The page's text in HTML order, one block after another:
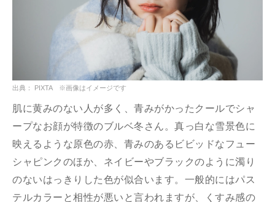
出典： PIXTA ※画像はイメージです
肌に黄みのない人が多く、青みがかったクールでシャ
ープなお顔が特徴のブルベ冬さん。真っ白な雪景色に
映えるような原色の赤、青みのあるビビッドなフュー
シャピンクのほか、ネイビーやブラックのように濁り
のないはっきりした色が似合います。一般的にはパス
テルカラーと相性が悪いと言われますが、くすみ感の